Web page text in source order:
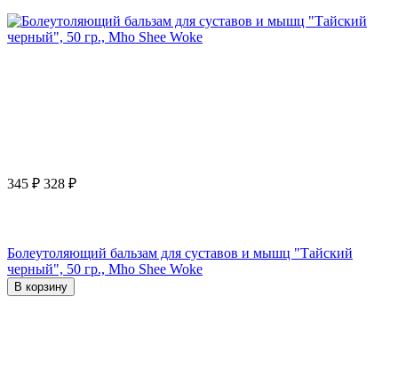
345 ₽ 328 ₽
Болеутоляющий бальзам для суставов и мышц "Тайский
черный", 50 гр., Mho Shee Woke
В корзину